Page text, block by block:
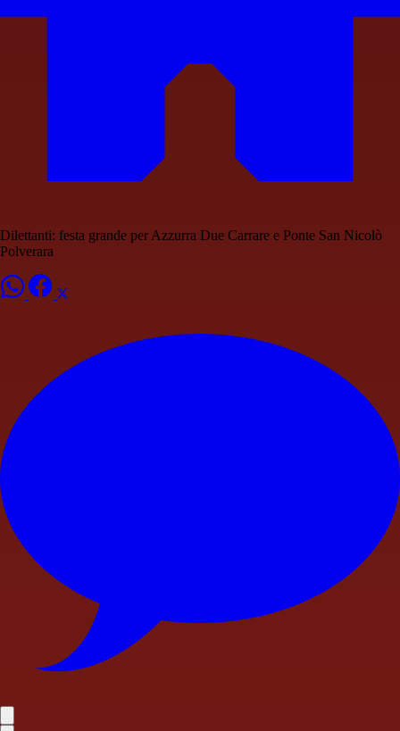
Dilettanti: festa grande per Azzurra Due Carrare e Ponte San Nicolò
Polverara